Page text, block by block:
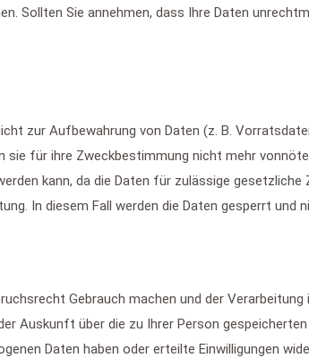
Sollten Sie annehmen, dass Ihre Daten
zur Aufbewahrung von Daten (z. B.
sie für ihre Zweckbestimmung nicht mehr
kann, da die Daten für zulässige gesetzliche
In diesem Fall werden die Daten gesperrt und
Gebrauch machen und der
Auskunft über die zu Ihrer Person
Daten haben oder erteilte Einwilligungen